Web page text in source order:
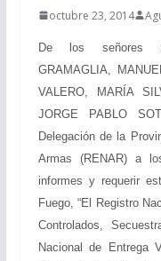
octubre 23, 2014
De los señores
GRAMAGLIA,
VALERO, MARÍA
JORGE PABLO
Delegación de la
Armas (RENAR) a
informes y requerir
Fuego, “El Registro
Controlados,
Nacional de Entrega